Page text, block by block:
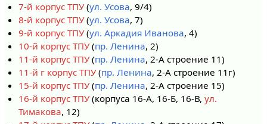
7-й корпус ТПУ(ул. Усова, 9/4)
8-й корпус ТПУ(ул. Усова, 7)
9-й корпус ТПУ(ул. Аркадия Иванова, 4)
10-й корпус ТПУ(пр. Ленина, 2)
11-й корпус ТПУ(пр. Ленина, 2-А строение 11)
11-й г корпус ТПУ(пр. Ленина, 2-А строение 11г)
15-й корпус ТПУ(пр. Ленина, 2-А строение 15)
16-й корпус ТПУ(корпуса 16-А, 16-Б, 16-В,ул.
Тимакова, 12)